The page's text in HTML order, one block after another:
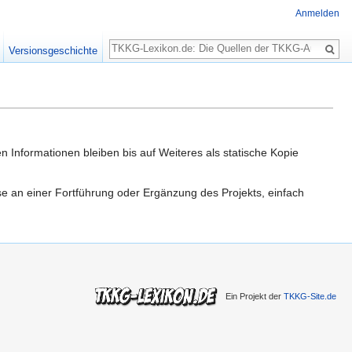
Informationen bleiben bis auf Weiteres als statische Kopie
an einer Fortführung oder Ergänzung des Projekts, einfach
Anmelden
Versionsgeschichte
Suche
Ein Projekt der TKKG-Site.de